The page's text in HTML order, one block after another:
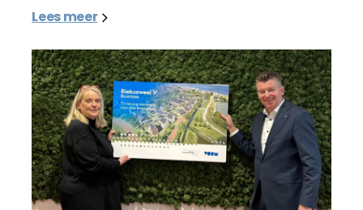
Lees meer